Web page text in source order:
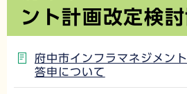
か
ント計画改定検
府中市インフラマネジメン
答申について